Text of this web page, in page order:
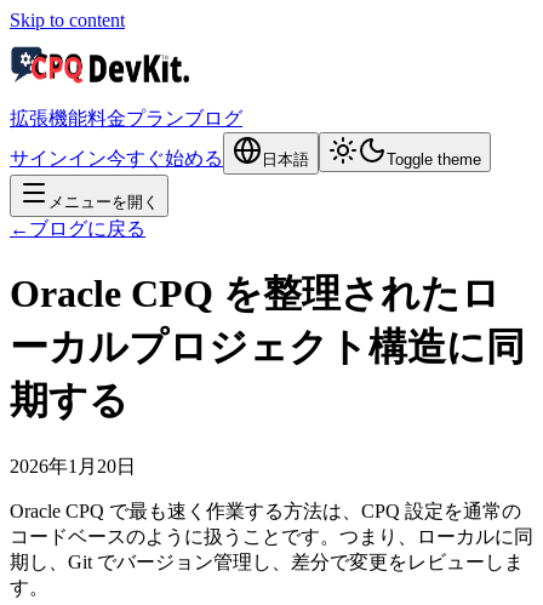
Skip to content
拡張機能料金プランブログ
サインイン今すぐ始める 日本語 Toggle theme
メニューを開く
← ブログに戻る
Oracle CPQ を整理されたロ
ーカルプロジェクト構造に同
期する
2026年1月20日
Oracle CPQ で最も速く作業する方法は、CPQ 設定を通常の
コードベースのように扱うことです。つまり、ローカルに同
期し、Git でバージョン管理し、差分で変更をレビューしま
す。